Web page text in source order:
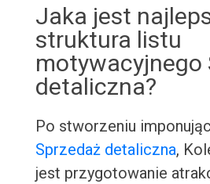
Jaka jest
struktura listu
motywacyjnego
detaliczna?
Po stworzeniu
Sprzedaż detaliczna,
jest przygotowanie